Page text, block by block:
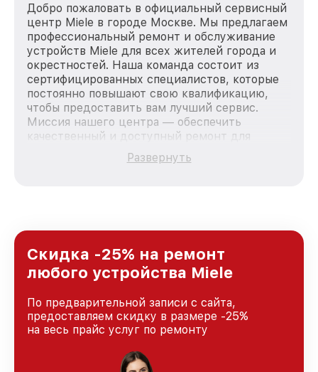
Добро пожаловать в официальный сервисный
центр Miele в городе Москве. Мы предлагаем
профессиональный ремонт и обслуживание
устройств Miele для всех жителей города и
окрестностей. Наша команда состоит из
сертифицированных специалистов, которые
постоянно повышают свою квалификацию,
чтобы предоставить вам лучший сервис.
Миссия нашего центра — обеспечить
качественный и доступный ремонт для
каждого пользователя продукции Miele, вне
зависимости от сложности поломки. Мы
и лояльности наших клиентов.
Развернуть
Скидка -25% на ремонт
любого устройства Miele
По предварительной записи с сайта,
предоставляем скидку в размере -25%
на весь прайс услуг по ремонту